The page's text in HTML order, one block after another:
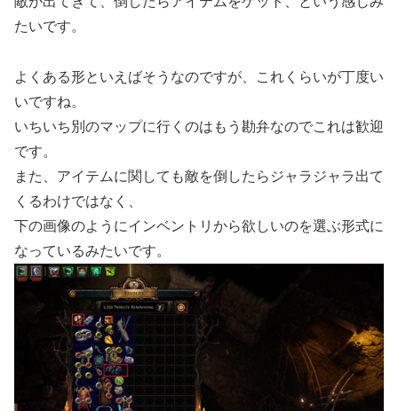
たいです。
よくある形といえばそうなのですが、これくらいが丁度い
いですね。
いちいち別のマップに行くのはもう勘弁なのでこれは歓迎
です。
また、アイテムに関しても敵を倒したらジャラジャラ出て
くるわけではなく、
下の画像のようにインベントリから欲しいのを選ぶ形式に
なっているみたいです。